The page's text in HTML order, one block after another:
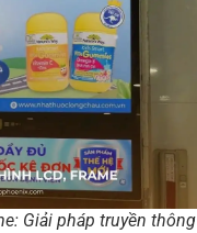
Giải pháp truyền thông